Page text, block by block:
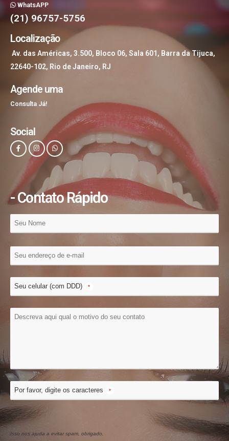
WhatsAPP
(21) 96757-5756
Localização
Av. das Américas, 3.500, Bloco 06, Sala 601, Barra da Tijuca,
22640-102, Rio de Janeiro, RJ
Agende uma
Consulta Já!
Social
- Contato Rápido
Seu celular (com DDD) *
Por favor, digite os caracteres *
Isso nos ajuda a evitar spam, obrigado.